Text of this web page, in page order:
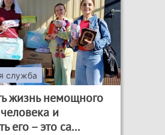
служба
жизнь немощного
и
его – это са...